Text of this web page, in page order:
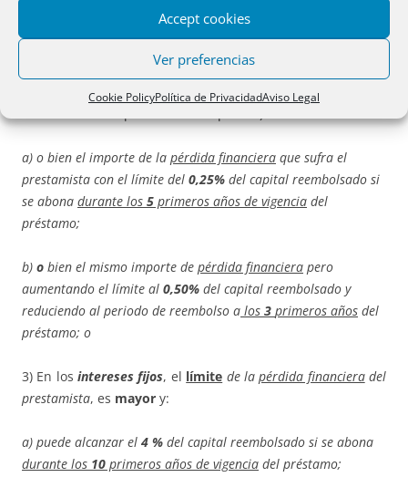
Accept cookies
Ver preferencias
Cookie PolicyPolítica de PrivacidadAviso Legal
regla general NO caben, y únicamente admite una sola de
cualquiera de las 2 cláusulas siguientes (tanto si el
a) o bien el importe de la pérdida financiera que sufra el
prestamista con el límite del 0,25% del capital reembolsado si
se abona durante los 5 primeros años de vigencia del
préstamo;
b) o bien el mismo importe de pérdida financiera pero
aumentando el límite al 0,50% del capital reembolsado y
reduciendo al periodo de reembolso a los 3 primeros años del
préstamo; o
3) En losintereses fijos, el límite de lapérdida financieradel
prestamista, es mayor y:
a) puede alcanzar el 4 % del capital reembolsado si se abona
durante los 10 primeros años de vigencia del préstamo;